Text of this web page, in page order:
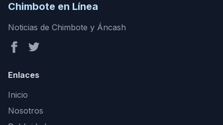
Chimbote en Línea
Noticias de Chimbote y Áncash
Enlaces
Inicio
Nosotros